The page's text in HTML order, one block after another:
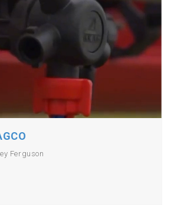
Ferguson